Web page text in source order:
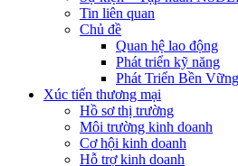
Tin liên quan
Chủ đề
Quan hệ lao động
Phát triển kỹ năng
Phát Triển Bền Vững
Xúc tiến thương mại
Hồ sơ thị trường
Môi trường kinh doanh
Cơ hội kinh doanh
Hỗ trợ kinh doanh